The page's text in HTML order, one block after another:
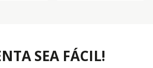
SEA FÁCIL!